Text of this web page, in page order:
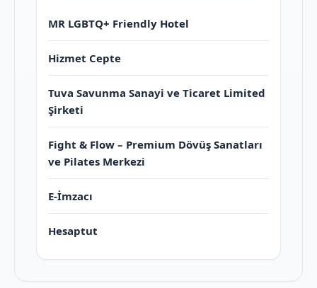
MR LGBTQ+ Friendly Hotel
Hizmet Cepte
Tuva Savunma Sanayi ve Ticaret Limited
Şirketi
Fight & Flow – Premium Dövüş Sanatları
ve Pilates Merkezi
E-İmzacı
Hesaptut